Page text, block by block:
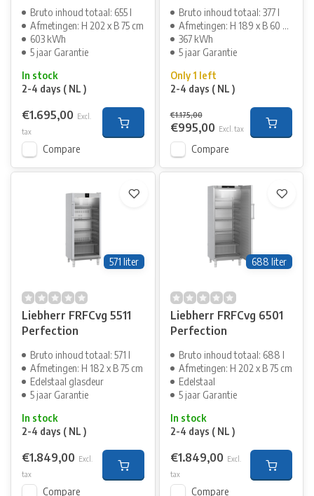
Bruto inhoud totaal: 655 l
Afmetingen: H 202 x B 75 cm
603 kWh
5 jaar Garantie
In stock
2-4 days ( NL )
€1.695,00 Excl.
tax
Compare
Bruto inhoud totaal: 377 l
Afmetingen: H 189 x B 60 cm
367 kWh
5 jaar Garantie
Only 1 left
2-4 days ( NL )
€1.175,00
€995,00 Excl. tax
Compare
571 liter
Liebherr FRFCvg 5511
Perfection
Bruto inhoud totaal: 571 l
Afmetingen: H 182 x B 75 cm
Edelstaal glasdeur
5 jaar Garantie
In stock
2-4 days ( NL )
€1.849,00 Excl.
tax
Compare
688 liter
Liebherr FRFCvg 6501
Perfection
Bruto inhoud totaal: 688 l
Afmetingen: H 202 x B 75 cm
Edelstaal
5 jaar Garantie
In stock
2-4 days ( NL )
€1.849,00 Excl.
tax
Compare